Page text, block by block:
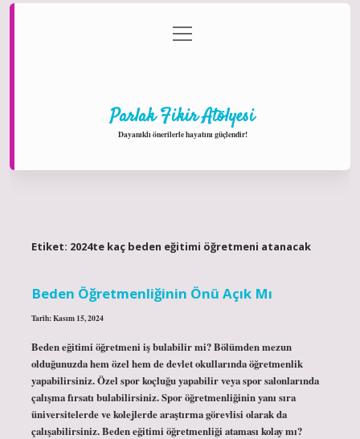
Gizlilik Politikası
menüyü
aç
Parlak Fikir Atölyesi
Dayanıklı önerilerle hayatını güçlendir!
Etiket: 2024te kaç beden eğitimi öğretmeni atanacak
Beden Öğretmenliğinin Önü Açık Mı
Tarih: Kasım 15, 2024
Beden eğitimi öğretmeni iş bulabilir mi? Bölümden mezun
olduğunuzda hem özel hem de devlet okullarında öğretmenlik
yapabilirsiniz. Özel spor koçluğu yapabilir veya spor salonlarında
çalışma fırsatı bulabilirsiniz. Spor öğretmenliğinin yanı sıra
üniversitelerde ve kolejlerde araştırma görevlisi olarak da
çalışabilirsiniz. Beden eğitimi öğretmenliği ataması kolay mı?